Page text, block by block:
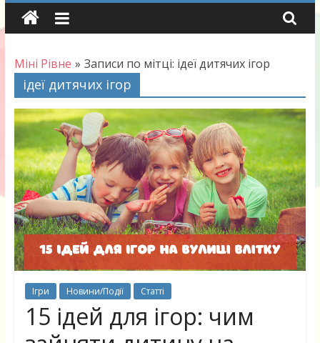
Skip
to
Міні Рівне » Записи по мітці: ідеї дитячих ігор
ідеї дитячих ігор
Ігри Новини/Події Статті
15 ідей для ігор: чим